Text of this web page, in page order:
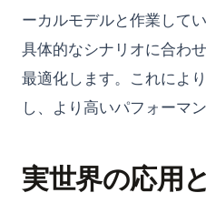
ーカルモデルと作業して
具体的なシナリオに合わ
最適化します。これによ
し、より高いパフォーマ
実世界の応用